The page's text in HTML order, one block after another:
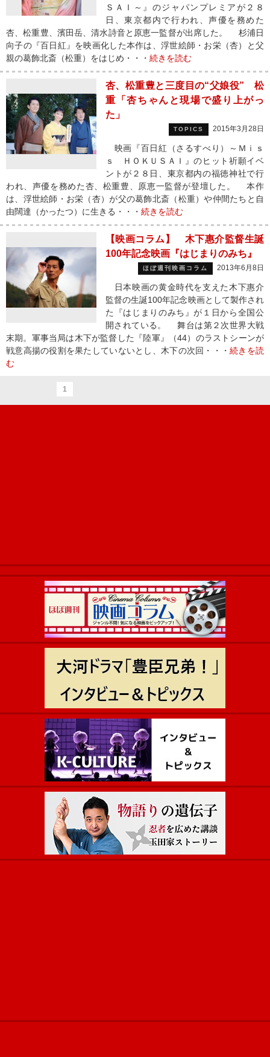
ＳＡＩ～』のジャパンプレミアが２８
日、東京都内で行われ、声優を務めた
杏、松重豊、濱田岳、清水詩音と原恵一監督が出席した。 杉浦日
向子の『百日紅』を映画化した本作は、浮世絵師・お栄（杏）と父
親の葛飾北斎（松重）をはじめ・・・ 続きを読む
杏、松重豊と三度目の“父娘役” 松
重「杏ちゃんと現場で盛り上がっ
た」
TOPICS 2015年3月28日
映画『百日紅（さるすべり）～Ｍｉｓ
ｓ ＨＯＫＵＳＡＩ』のヒット祈願イベ
ントが２８日、東京都内の福徳神社で行
われ、声優を務めた杏、松重豊、原恵一監督が登壇した。 本作
は、浮世絵師・お栄（杏）が父の葛飾北斎（松重）や仲間たちと自
由闊達（かったつ）に生きる・・・ 続きを読む
【映画コラム】 木下惠介監督生誕
100年記念映画『はじまりのみち』
ほぼ週刊映画コラム 2013年6月8日
日本映画の黄金時代を支えた木下惠介
監督の生誕100年記念映画として製作され
た『はじまりのみち』が１日から全国公
開されている。 舞台は第２次世界大戦
末期。軍事当局は木下が監督した『陸軍』（44）のラストシーンが
戦意高揚の役割を果たしていないとし、木下の次回・・・続きを読
む
1